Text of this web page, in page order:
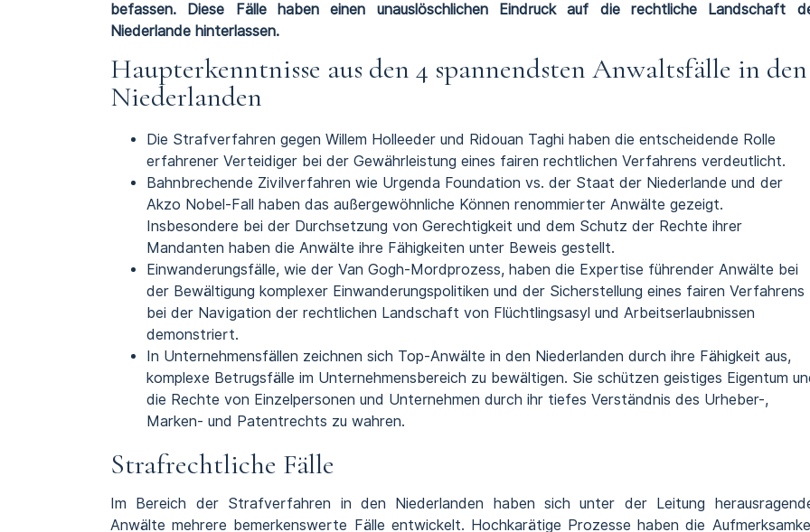
befassen. Diese Fälle haben einen unauslöschlichen Eindruck auf die rechtliche Landschaft
Niederlande hinterlassen.
Haupterkenntnisse aus den 4 spannendsten Anwaltsfälle in den
Niederlanden
Die Strafverfahren gegen Willem Holleeder und Ridouan Taghi haben die entscheidende Rolle
erfahrener Verteidiger bei der Gewährleistung eines fairen rechtlichen Verfahrens verdeutlicht.
Bahnbrechende Zivilverfahren wie Urgenda Foundation vs. der Staat der Niederlande und der
Akzo Nobel-Fall haben das außergewöhnliche Können renommierter Anwälte gezeigt.
Insbesondere bei der Durchsetzung von Gerechtigkeit und dem Schutz der Rechte ihrer
Mandanten haben die Anwälte ihre Fähigkeiten unter Beweis gestellt.
Einwanderungsfälle, wie der Van Gogh-Mordprozess, haben die Expertise führender Anwälte bei
der Bewältigung komplexer Einwanderungspolitiken und der Sicherstellung eines fairen Verfahrens
bei der Navigation der rechtlichen Landschaft von Flüchtlingsasyl und Arbeitserlaubnissen
demonstriert.
In Unternehmensfällen zeichnen sich Top-Anwälte in den Niederlanden durch ihre Fähigkeit aus,
komplexe Betrugsfälle im Unternehmensbereich zu bewältigen. Sie schützen geistiges Eigentum
die Rechte von Einzelpersonen und Unternehmen durch ihr tiefes Verständnis des Urheber-,
Marken- und Patentrechts zu wahren.
Strafrechtliche Fälle
Im Bereich der Strafverfahren in den Niederlanden haben sich unter der Leitung
Anwälte mehrere bemerkenswerte Fälle entwickelt. Hochkarätige Prozesse haben die